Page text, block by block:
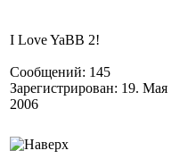
I Love YaBB 2!
Сообщений: 145
Зарегистрирован: 19. Мая
2006